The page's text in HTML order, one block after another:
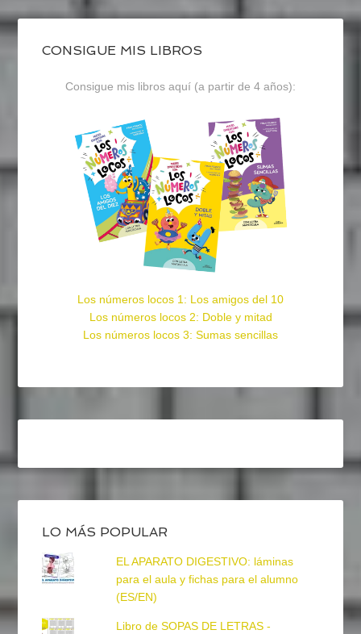
CONSIGUE MIS LIBROS
Consigue mis libros aquí (a partir de 4 años):
Los números locos 1: Los amigos del 10
Los números locos 2: Doble y mitad
Los números locos 3: Sumas sencillas
LO MÁS POPULAR
EL APARATO DIGESTIVO: láminas
para el aula y fichas para el alumno
(ES/EN)
Libro de SOPAS DE LETRAS -